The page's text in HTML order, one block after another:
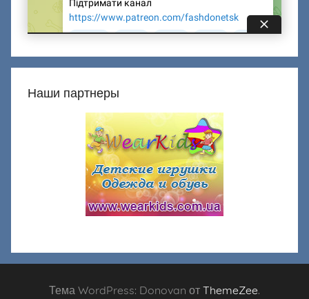
Наши партнеры
Тема WordPress: Donovan от ThemeZee.